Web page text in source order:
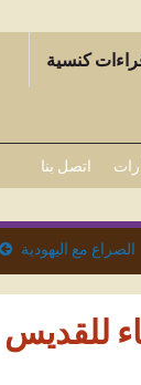
كنسية
اتصل بنا
الصراع مع اليهودية
للقديس